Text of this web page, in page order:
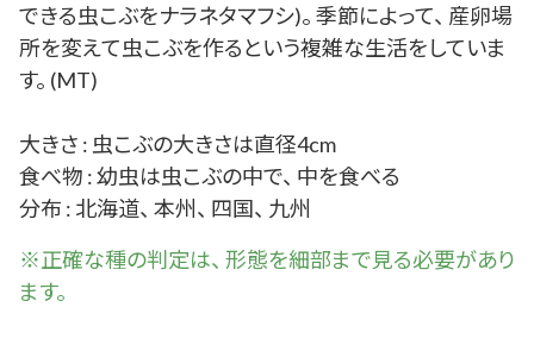
できる虫こぶをナラネタマフシ)。 季節によって、 産卵場
所を変えて虫こぶを作るという複雑な生活をしていま
す。 (MT)
大きさ : 虫こぶの大きさは直径4cm
食べ物 : 幼虫は虫こぶの中で、 中を食べる
分布 : 北海道、 本州、 四国、 九州
※正確な種の判定は、 形態を細部まで見る必要があり
ます。